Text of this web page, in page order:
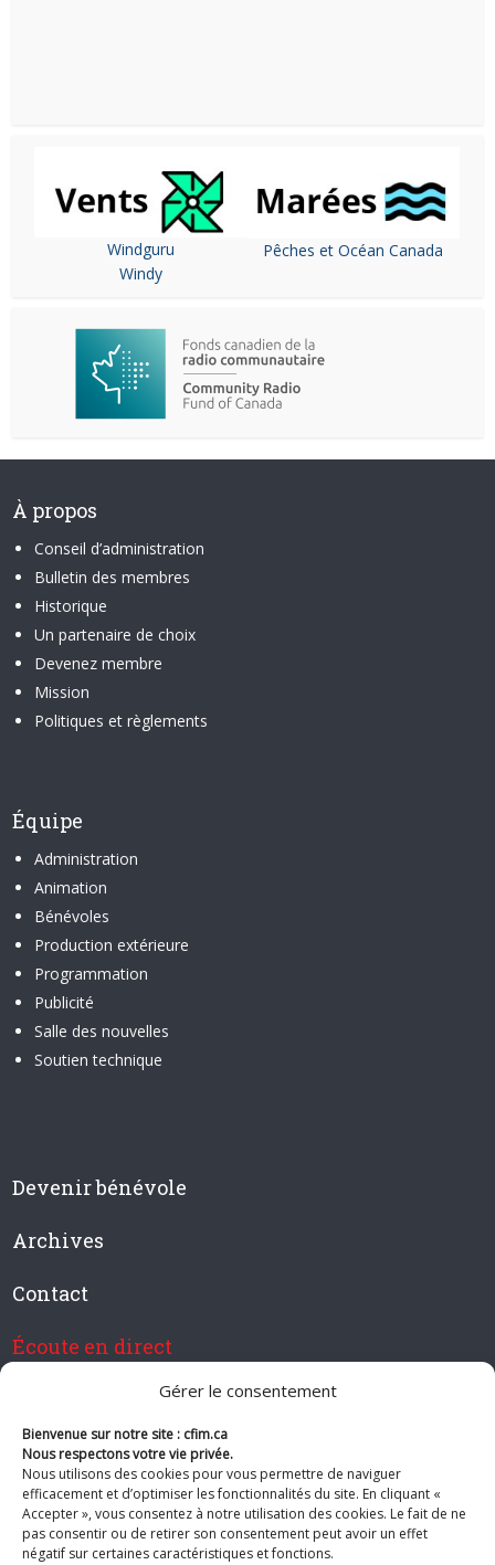
Gérer le consentement
Bienvenue sur notre site : cfim.ca
Nous respectons votre vie privée.
Nous utilisons des cookies pour vous permettre de naviguer
efficacement et d’optimiser les fonctionnalités du site. En cliquant «
Accepter », vous consentez à notre utilisation des cookies. Le fait de ne
pas consentir ou de retirer son consentement peut avoir un effet
négatif sur certaines caractéristiques et fonctions.
Windguru
Windy
Pêches et Océan Canada
À propos
Conseil d’administration
Bulletin des membres
Historique
Un partenaire de choix
Devenez membre
Mission
Politiques et règlements
Équipe
Administration
Animation
Bénévoles
Production extérieure
Programmation
Publicité
Salle des nouvelles
Soutien technique
Devenir bénévole
Archives
Contact
Écoute en direct
Devenir membre de CFIM
Suivez-nous